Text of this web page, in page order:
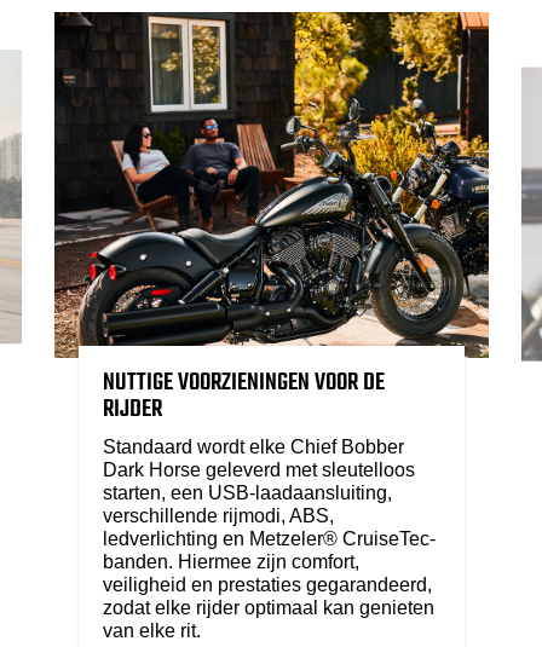
NUTTIGE VOORZIENINGEN VOOR DE
RIJDER
Standaard wordt elke Chief Bobber
Dark Horse geleverd met sleutelloos
starten, een USB-laadaansluiting,
verschillende rijmodi, ABS,
ledverlichting en Metzeler® CruiseTec-
banden. Hiermee zijn comfort,
veiligheid en prestaties gegarandeerd,
zodat elke rijder optimaal kan genieten
van elke rit.